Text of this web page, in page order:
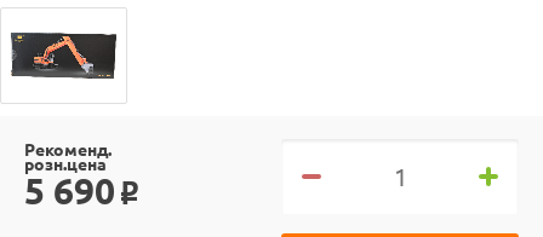
Рекоменд.
розн.цена
5 690 o